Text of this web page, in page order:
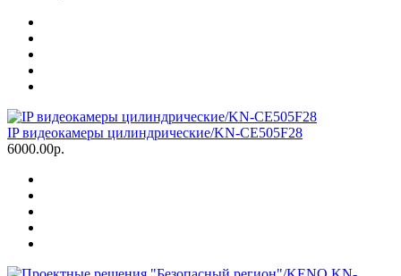
IP видеокамеры цилиндрические/KN-CE505F28
6000.00р.